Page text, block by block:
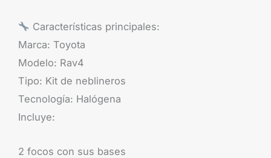
Características principales:
Marca: Toyota
Modelo: Rav4
Tipo: Kit de neblineros
Tecnología: Halógena
Incluye:
2 focos con sus bases